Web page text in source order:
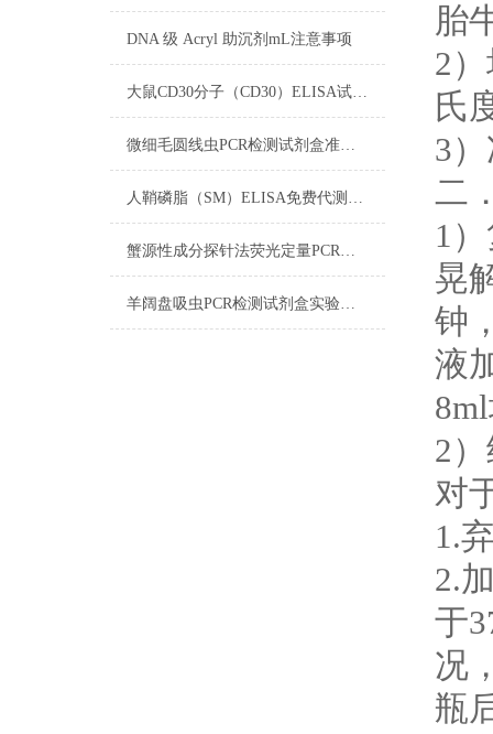
DNA 级 Acryl 助沉剂mL注意事项
大鼠CD30分子（CD30）ELISA试剂盒标本要求
微细毛圆线虫PCR检测试剂盒准备试剂与收集血样
人鞘磷脂（SM）ELISA免费代测试剂盒​注意事项
蟹源性成分探针法荧光定量PCR试剂盒实验注意事项
羊阔盘吸虫PCR检测试剂盒实验注意事项
胎
2
氏
3
二
1
晃
钟
液
2
对
1.
2.
于
况
瓶